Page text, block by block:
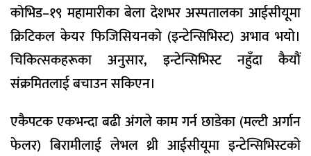
कोभिड–१९ महामारीका बेला देशभर अस्पतालका आईसीयूमा
क्रिटिकल केयर फिजिसियनको (इन्टेन्सिभिस्ट) अभाव भयो।
चिकित्सकहरूका अनुसार, इन्टेन्सिभिस्ट नहुँदा कैयौं
संक्रमितलाई बचाउन सकिएन।
एकैपटक एकभन्दा बढी अंगले काम गर्न छाडेका (मल्टी अर्गान
फेलर) बिरामीलाई लेभल थ्री आईसीयूमा इन्टेन्सिभिस्टको